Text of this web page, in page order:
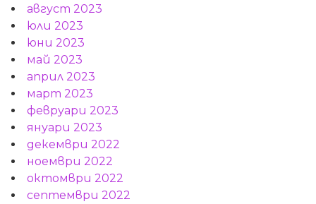
август 2023
юли 2023
юни 2023
май 2023
април 2023
март 2023
февруари 2023
януари 2023
декември 2022
ноември 2022
октомври 2022
септември 2022